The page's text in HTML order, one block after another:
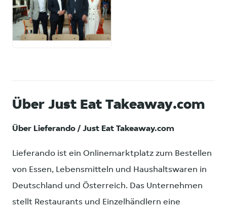
Über Just Eat Takeaway.com
Über Lieferando / Just Eat Takeaway.com
Lieferando ist ein Onlinemarktplatz zum Bestellen
von Essen, Lebensmitteln und Haushaltswaren in
Deutschland und Österreich. Das Unternehmen
stellt Restaurants und Einzelhändlern eine